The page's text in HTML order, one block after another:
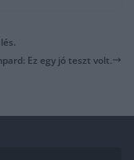
Ez egy jó teszt volt.